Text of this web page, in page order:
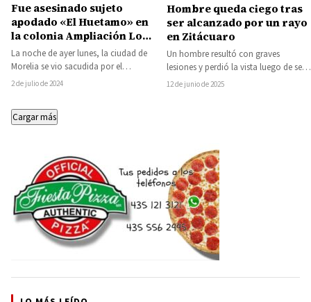
Fue asesinado sujeto
apodado «El Huetamo» en
la colonia Ampliación Los
Encinos de Morelia
La noche de ayer lunes, la ciudad de
Morelia se vio sacudida por el
asesinato a balazos de…
2 de julio de 2024
Hombre queda ciego tras
ser alcanzado por un rayo
en Zitácuaro
Un hombre resultó con graves
lesiones y perdió la vista luego de ser
alcanzado por un rayo mientras…
12 de junio de 2025
Cargar más